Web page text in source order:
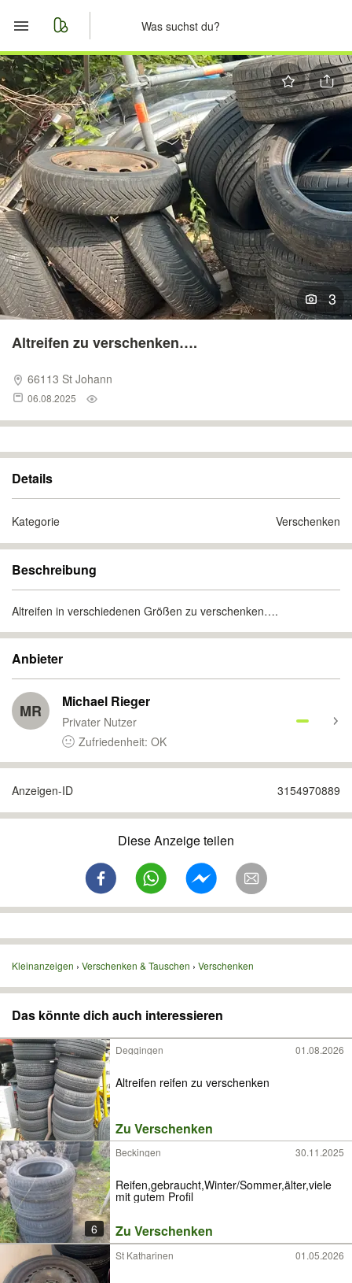
Start
Merkliste
Nachrichten
Anzeige aufgeben
3
Altreifen zu verschenken….
66113 St Johann
06.08.2025
Details
Kategorie Verschenken
Beschreibung
Altreifen in verschiedenen Größen zu verschenken….
Anbieter
MR Michael Rieger
Privater Nutzer
Zufriedenheit: OK
Anzeigen-ID 3154970889
Diese Anzeige teilen
Kleinanzeigen Verschenken & Tauschen Verschenken
Das könnte dich auch interessieren
Deggingen 01.08.2026
Altreifen reifen zu verschenken
Zu Verschenken
6
Beckingen 30.11.2025
Reifen,gebraucht,Winter/Sommer,älter,viele
mit gutem Profil
Zu Verschenken
St Katharinen 01.05.2026